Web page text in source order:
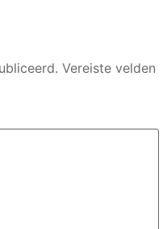
Vereiste velden